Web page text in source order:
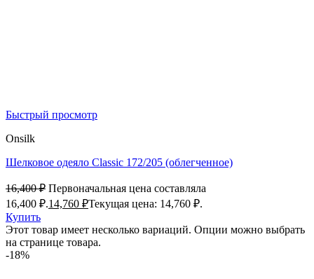
Быстрый просмотр
Onsilk
Шелковое одеяло Classic 172/205 (облегченное)
16,400₽ Первоначальная цена составляла
16,400 ₽.14,760 ₽Текущая цена: 14,760 ₽.
Купить
Этот товар имеет несколько вариаций. Опции можно выбрать
на странице товара.
-18%